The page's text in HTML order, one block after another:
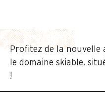
Profitez de la nouvelle
le domaine skiable,
!